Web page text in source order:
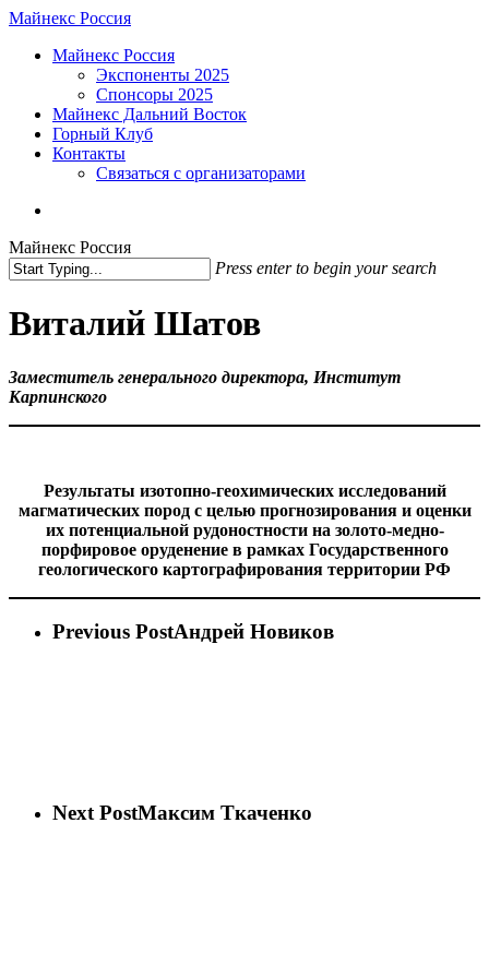
Skip
main
Майнекс Россия
Menu
Майнекс Россия
Экспоненты 2025
Спонсоры 2025
Майнекс Дальний Восток
Горный Клуб
Контакты
Связаться с организаторами
Майнекс Россия
Press enter to begin your search
Search
Виталий Шатов
Заместитель генерального директора, Институт
Карпинского
Результаты изотопно-геохимических исследований
магматических пород с целью прогнозирования и оценки
их потенциальной рудоностности на золото-медно-
порфировое оруденение в рамках Государственного
геологического картографирования территории РФ
Previous PostАндрей Новиков
Next PostМаксим Ткаченко